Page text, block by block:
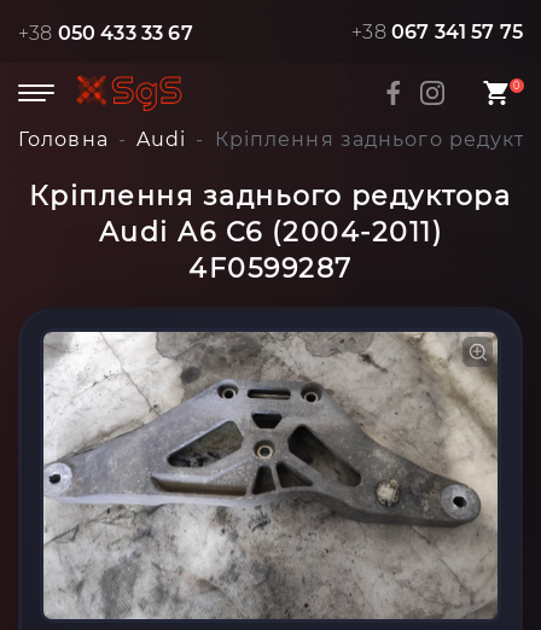
+38 050 433 33 67 +38 067 341 57 75
0
Головна Audi Кріплення заднього
Кріплення заднього редуктора
Audi A6 C6 (2004-2011)
4F0599287